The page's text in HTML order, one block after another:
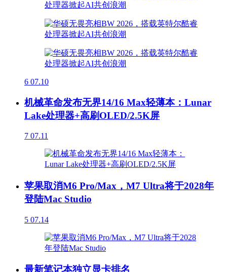
6 07.10
机械革命发布无界14/16 Max轻薄本：Lunar
Lake处理器+高刷OLED/2.5K屏
7 07.11
苹果取消M6 Pro/Max，M7 Ultra将于2028年
登陆Mac Studio
5 07.14
最新笔记本独立显卡排名